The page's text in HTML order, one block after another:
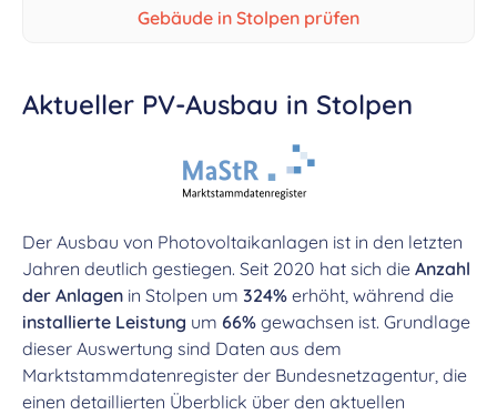
Gebäude in Stolpen prüfen
Aktueller PV-Ausbau in Stolpen
Der Ausbau von Photovoltaikanlagen ist in den letzten
Jahren deutlich gestiegen. Seit 2020 hat sich die Anzahl
der Anlagen in Stolpen um 324% erhöht, während die
installierte Leistung um 66% gewachsen ist. Grundlage
dieser Auswertung sind Daten aus dem
Marktstammdatenregister der Bundesnetzagentur, die
einen detaillierten Überblick über den aktuellen